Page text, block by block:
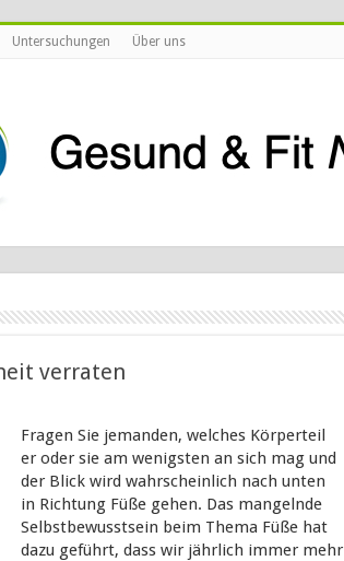
Untersuchungen Über uns
verraten
Fragen Sie jemanden, welches Körperteil
er oder sie am wenigsten an sich mag und
der Blick wird wahrscheinlich nach unten
in Richtung Füße gehen. Das mangelnde
Selbstbewusstsein beim Thema Füße hat
dazu geführt, dass wir jährlich immer mehr